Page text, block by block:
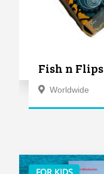
Fish n Flips
Worldwide